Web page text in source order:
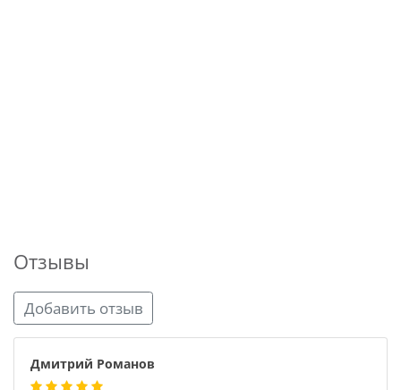
Отзывы
Добавить отзыв
Дмитрий Романов